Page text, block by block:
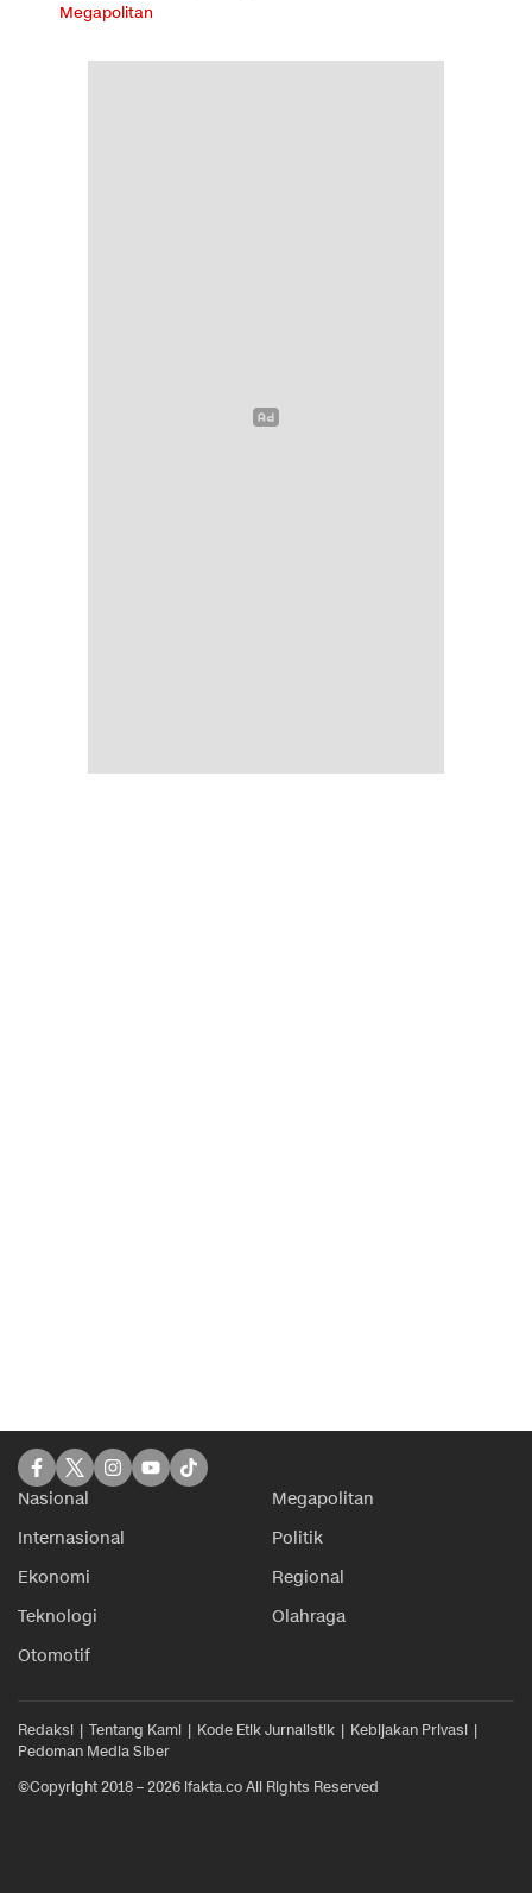
Megapolitan
Nasional
Megapolitan
Internasional
Politik
Ekonomi
Regional
Teknologi
Olahraga
Otomotif
Redaksi Tentang Kami Kode Etik Jurnalistik
Kebijakan Privasi
Pedoman Media Siber
©Copyright 2018 – 2026 ifakta.co All Rights Reserved